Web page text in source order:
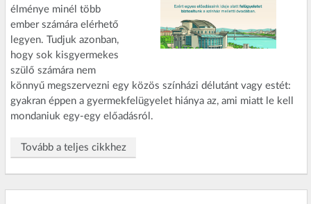
élménye minél több
ember számára elérhető
legyen. Tudjuk azonban,
hogy sok kisgyermekes
szülő számára nem
könnyű megszervezni egy közös színházi délutánt vagy estét:
gyakran éppen a gyermekfelügyelet hiánya az, ami miatt le kell
mondaniuk egy-egy előadásról.
Tovább a teljes cikkhez